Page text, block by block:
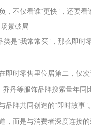
，不仅看谁“更快”，还要
景破局
类是“我常常买”，那么即
即时零售里位居第二，仅
丹等服饰品牌搜索量年
品牌共同创造的“即时故事”
，而是与消费者深度连接